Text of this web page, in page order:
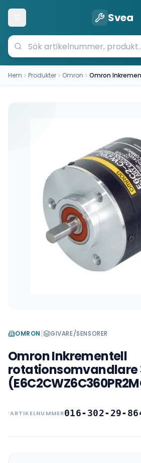
Öppna meny Svea
Hem Produkter Omron
OMRON | GIVARE/SENSORER
Omron Inkrementell
rotationsomvandlare
ARTIKELNUMMER016-302-29-